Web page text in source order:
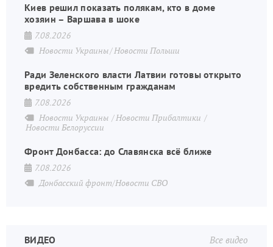
Киев решил показать полякам, кто в доме
хозяин – Варшава в шоке
7.08.2026
Новости Украины Новости Польши
Ради Зеленского власти Латвии готовы открыто
вредить собственным гражданам
7.08.2026
Новости Украины
Новости Прибалтики
Новости Белоруссии
Фронт Донбасса: до Славянска всё ближе
7.08.2026
Донбасский фронт/Новости СВО
Все видео
ВИДЕО